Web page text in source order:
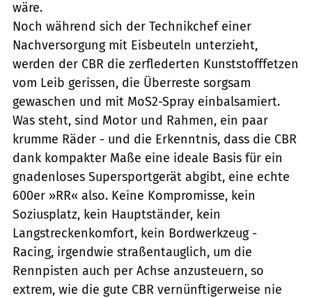
wäre.
Noch während sich der Technikchef einer
Nachversorgung mit Eisbeuteln unterzieht,
werden der CBR die zerflederten Kunststofffetzen
vom Leib gerissen, die Überreste sorgsam
gewaschen und mit MoS2-Spray einbalsamiert.
Was steht, sind Motor und Rahmen, ein paar
krumme Räder - und die Erkenntnis, dass die CBR
dank kompakter Maße eine ideale Basis für ein
gnadenloses Supersportgerät abgibt, eine echte
600er »RR« also. Keine Kompromisse, kein
Soziusplatz, kein Hauptständer, kein
Langstreckenkomfort, kein Bordwerkzeug -
Racing, irgendwie straßentauglich, um die
Rennpisten auch per Achse anzusteuern, so
extrem, wie die gute CBR vernünftigerweise nie